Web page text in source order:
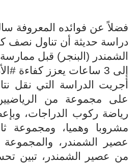
فضلاً عن فوائده المعروفة
دراسة حديثة أن تناول
الشمندر (البنجر) قبل
إلى 3 ساعات يعزز كفاءة #الأداء_الرياضي
على مجموعة من
رياضة ركوب الدراجات،
مشروبا وهميا، ومجموعة
عصير الشمندر،
من عصير الشمندر، تبين